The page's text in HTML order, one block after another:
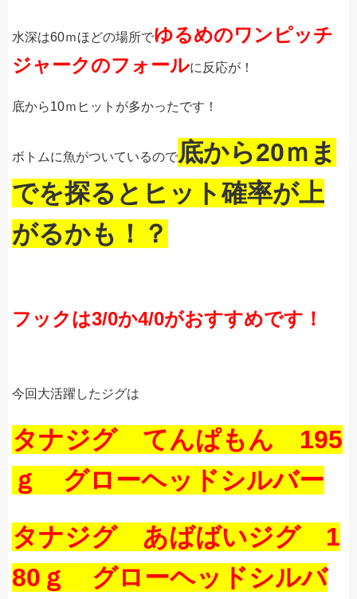
水深は60ｍほどの場所でゆるめのワンピッチ
ジャークのフォールに反応が！
底から10ｍヒットが多かったです！
ボトムに魚がついているので底から20ｍま
でを探るとヒット確率が上
がるかも！？
フックは3/0か4/0がおすすめです！
今回大活躍したジグは
タナジグ てんぱもん 195
ｇ グローヘッドシルバー
タナジグ あばばいジグ 1
80ｇ グローヘッドシルバ